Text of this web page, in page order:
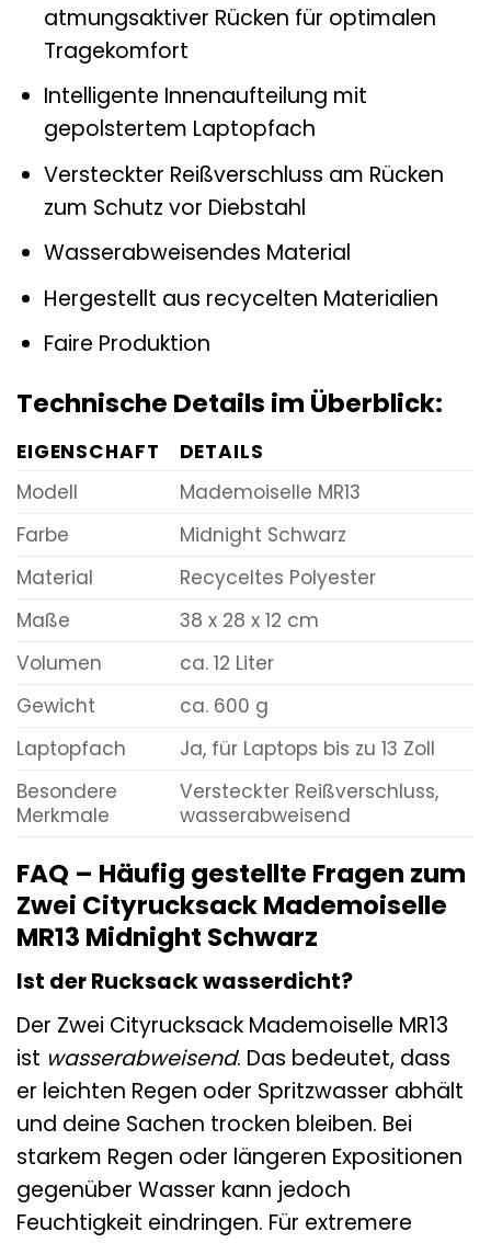
atmungsaktiver Rücken für optimalen
Tragekomfort
Intelligente Innenaufteilung mit
gepolstertem Laptopfach
Versteckter Reißverschluss am Rücken
zum Schutz vor Diebstahl
Wasserabweisendes Material
Hergestellt aus recycelten Materialien
Faire Produktion
Technische Details im Überblick:
EIGENSCHAFT
DETAILS
Modell
Mademoiselle MR13
Farbe
Midnight Schwarz
Material
Recyceltes Polyester
Maße
38 x 28 x 12 cm
Volumen
ca. 12 Liter
Gewicht
ca. 600 g
Laptopfach
Ja, für Laptops bis zu 13 Zoll
Besondere
Merkmale
Versteckter Reißverschluss,
wasserabweisend
FAQ – Häufig gestellte Fragen zum
Zwei Cityrucksack Mademoiselle
MR13 Midnight Schwarz
Ist der Rucksack wasserdicht?
Der Zwei Cityrucksack Mademoiselle MR13
ist wasserabweisend. Das bedeutet, dass
er leichten Regen oder Spritzwasser abhält
und deine Sachen trocken bleiben. Bei
starkem Regen oder längeren Expositionen
gegenüber Wasser kann jedoch
Feuchtigkeit eindringen. Für extremere